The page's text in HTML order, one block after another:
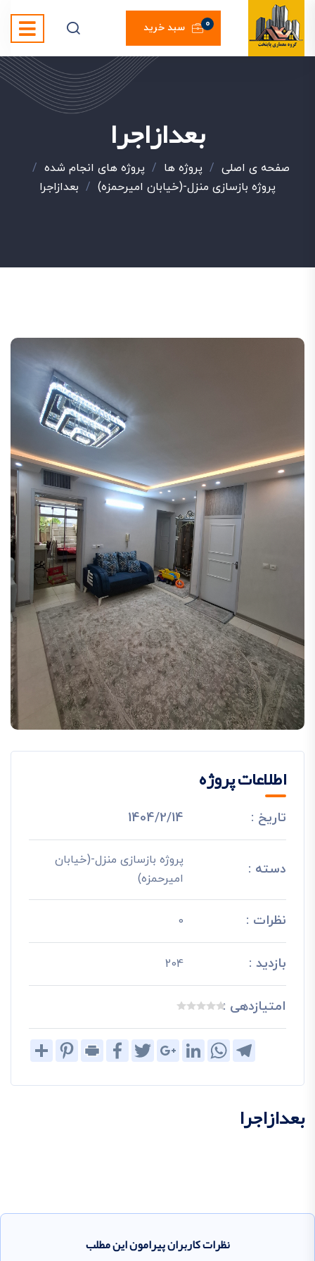
سبد خرید 0
بعدازاجرا
صفحه ی اصلی / پروژه ها / پروژه های انجام شده /
پروژه بازسازی منزل-(خیابان امیرحمزه) / بعدازاجرا
اطلاعات پروژه
تاریخ : 1404/2/14
دسته :
پروژه بازسازی منزل-(خیابان
امیرحمزه)
نظرات : 0
بازدید : 204
امتیازدهی :
Share
PinterestPrint
FacebookTwitterGoogle+LinkedIn
WhatsAppTelegram
بعدازاجرا
نظرات کاربران پیرامون این مطلب